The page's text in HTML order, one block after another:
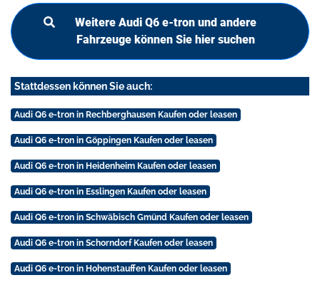
Weitere Audi Q6 e-tron und andere
Fahrzeuge können Sie hier suchen
Stattdessen können Sie auch:
Audi Q6 e-tron in Rechberghausen Kaufen oder leasen
Audi Q6 e-tron in Göppingen Kaufen oder leasen
Audi Q6 e-tron in Heidenheim Kaufen oder leasen
Audi Q6 e-tron in Esslingen Kaufen oder leasen
Audi Q6 e-tron in Schwäbisch Gmünd Kaufen oder leasen
Audi Q6 e-tron in Schorndorf Kaufen oder leasen
Audi Q6 e-tron in Hohenstauffen Kaufen oder leasen